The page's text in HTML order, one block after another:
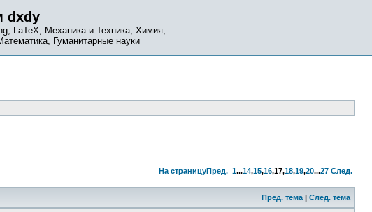
dxdy
LaTeX, Механика и Техника, Химия,
Гуманитарные науки
На страницуПред. 1...14,15,16,17,18,19,20...27 След.
Пред. тема | След. тема